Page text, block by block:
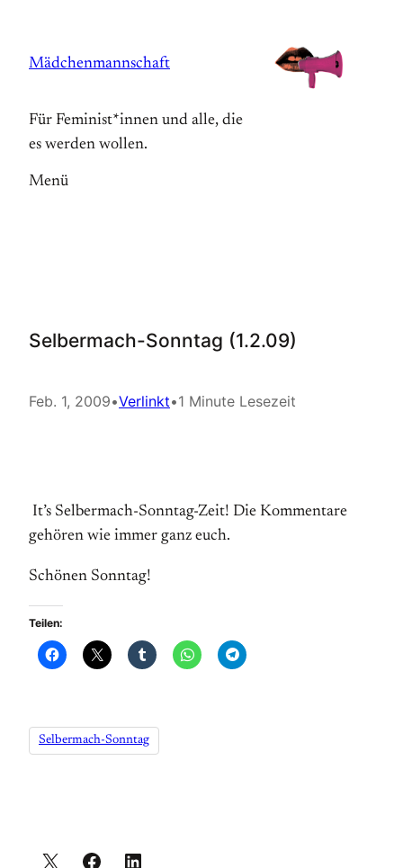
springen
Mädchenmannschaft
Für Feminist*innen und alle, die
es werden wollen.
Menü
Selbermach-Sonntag (1.2.09)
Feb. 1, 2009•Verlinkt•1 Minute Lesezeit
It’s Selbermach-Sonntag-Zeit! Die Kommentare
gehören wie immer ganz euch.
Schönen Sonntag!
Teilen:
Selbermach-Sonntag